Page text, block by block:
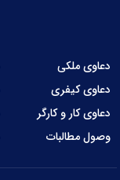
دعاوی ملکی
دعاوی کیفری
دعاوی کار و کارگر
وصول مطالبات